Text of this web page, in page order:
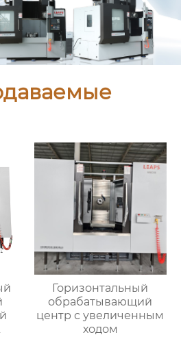
Горизонтальный
обрабатывающий
центр с увеличенным
ходом